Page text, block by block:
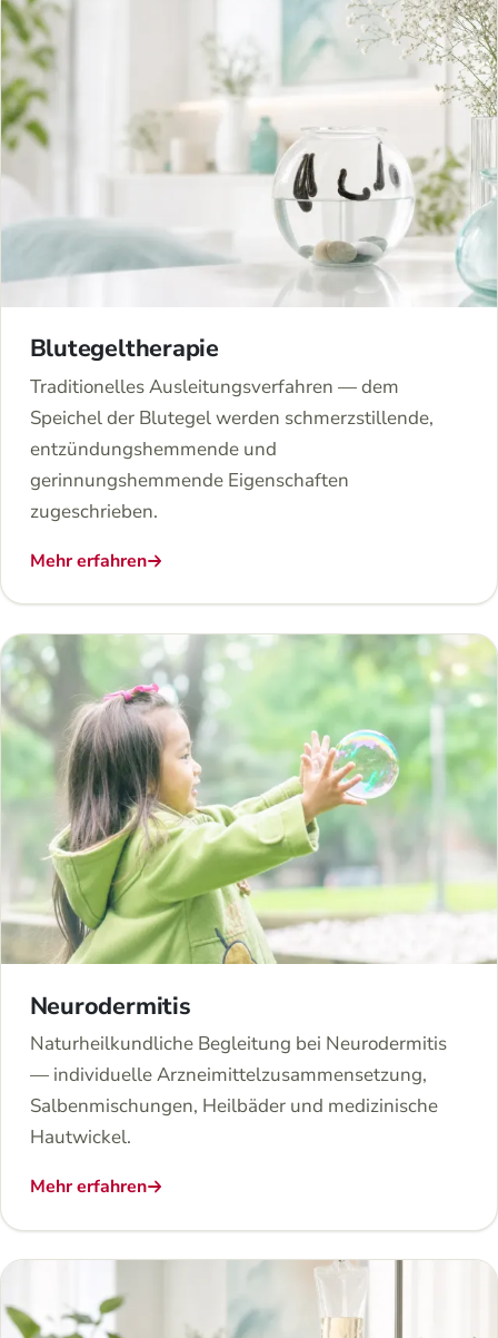
Blutegeltherapie
Traditionelles Ausleitungsverfahren — dem
Speichel der Blutegel werden schmerzstillende,
entzündungshemmende und
gerinnungshemmende Eigenschaften
zugeschrieben.
Mehr erfahren
Neurodermitis
Naturheilkundliche Begleitung bei Neurodermitis
— individuelle Arzneimittelzusammensetzung,
Salbenmischungen, Heilbäder und medizinische
Hautwickel.
Mehr erfahren